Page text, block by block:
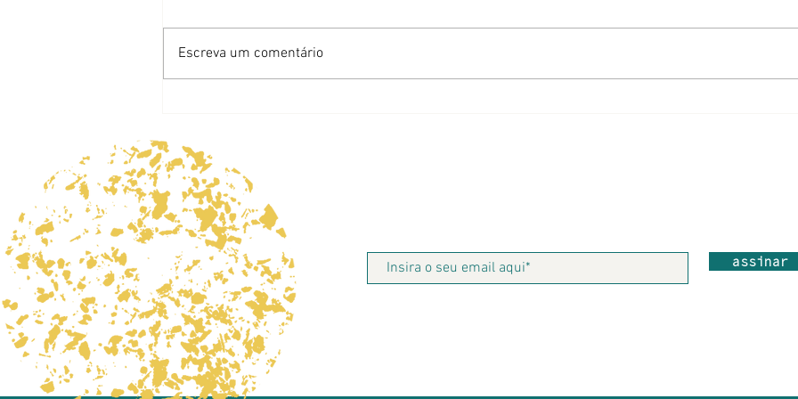
Escreva um comentário
assinar